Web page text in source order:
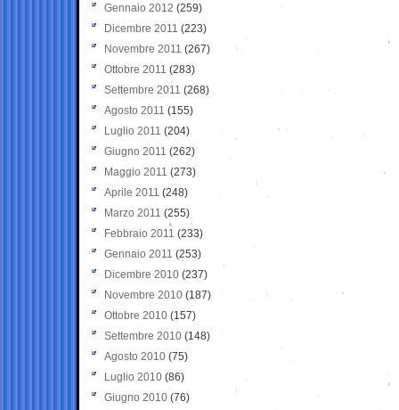
Gennaio 2012 (259)
Dicembre 2011 (223)
Novembre 2011 (267)
Ottobre 2011 (283)
Settembre 2011 (268)
Agosto 2011 (155)
Luglio 2011 (204)
Giugno 2011 (262)
Maggio 2011 (273)
Aprile 2011 (248)
Marzo 2011 (255)
Febbraio 2011 (233)
Gennaio 2011 (253)
Dicembre 2010 (237)
Novembre 2010 (187)
Ottobre 2010 (157)
Settembre 2010 (148)
Agosto 2010 (75)
Luglio 2010 (86)
Giugno 2010 (76)